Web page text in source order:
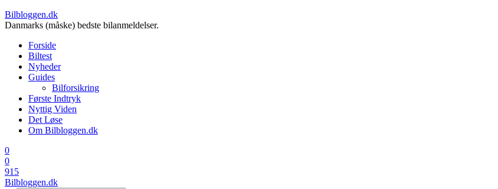
Bilbloggen.dk
Danmarks (måske) bedste bilanmeldelser.
Forside
Biltest
Nyheder
Guides
Bilforsikring
Første Indtryk
Nyttig Viden
Det Løse
Om Bilbloggen.dk
0
0
915
Bilbloggen.dk